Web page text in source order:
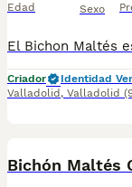
Edad Sexo
Criador
Identidad
Valladolid , Valladolid
Bichón Maltés